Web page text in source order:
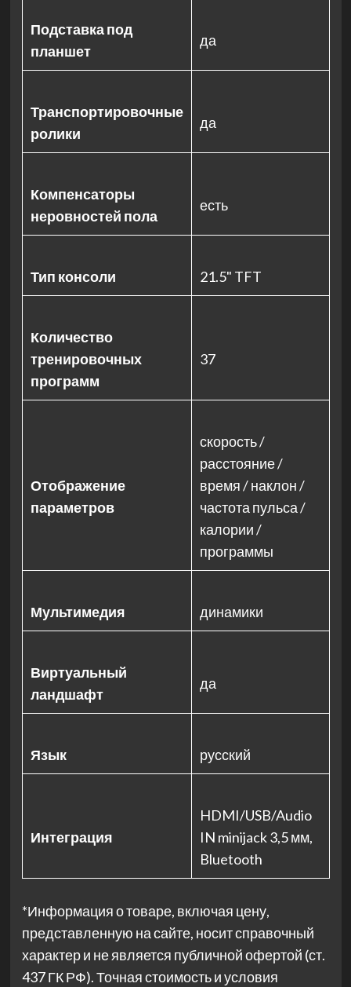
Подставка под
планшет
да
Транспортировочные
ролики
да
Компенсаторы
неровностей пола
есть
Тип консоли 21.5" TFT
Количество
тренировочных
программ
37
Отображение
параметров
скорость /
расстояние /
время / наклон /
частота пульса /
калории /
программы
Мультимедия динамики
Виртуальный
ландшафт
да
Язык русский
Интеграция
HDMI/USB/Audio
IN minijack 3,5 мм,
Bluetooth
*Информация о товаре, включая цену,
представленную на сайте, носит справочный
характер и не является публичной офертой (ст.
437 ГК РФ). Точная стоимость и условия